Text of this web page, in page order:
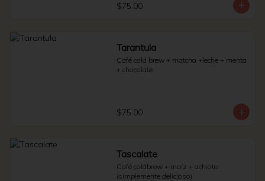
$75.00
Tarantula
Café cold brew + matcha +leche + menta
+ chocolate.
$75.00
Tascalate
Café coldbrew + maíz + achiote
(simplemente delicioso).